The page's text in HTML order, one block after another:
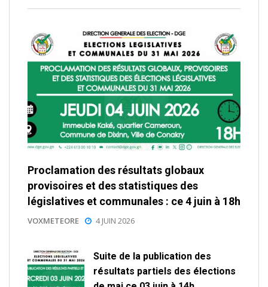
Proclamation des résultats globaux
provisoires et des statistiques des
législatives et communales : ce 4 juin à 18h
VOXMETEORE 4 JUIN 2026
Suite de la publication des
résultats partiels des élections